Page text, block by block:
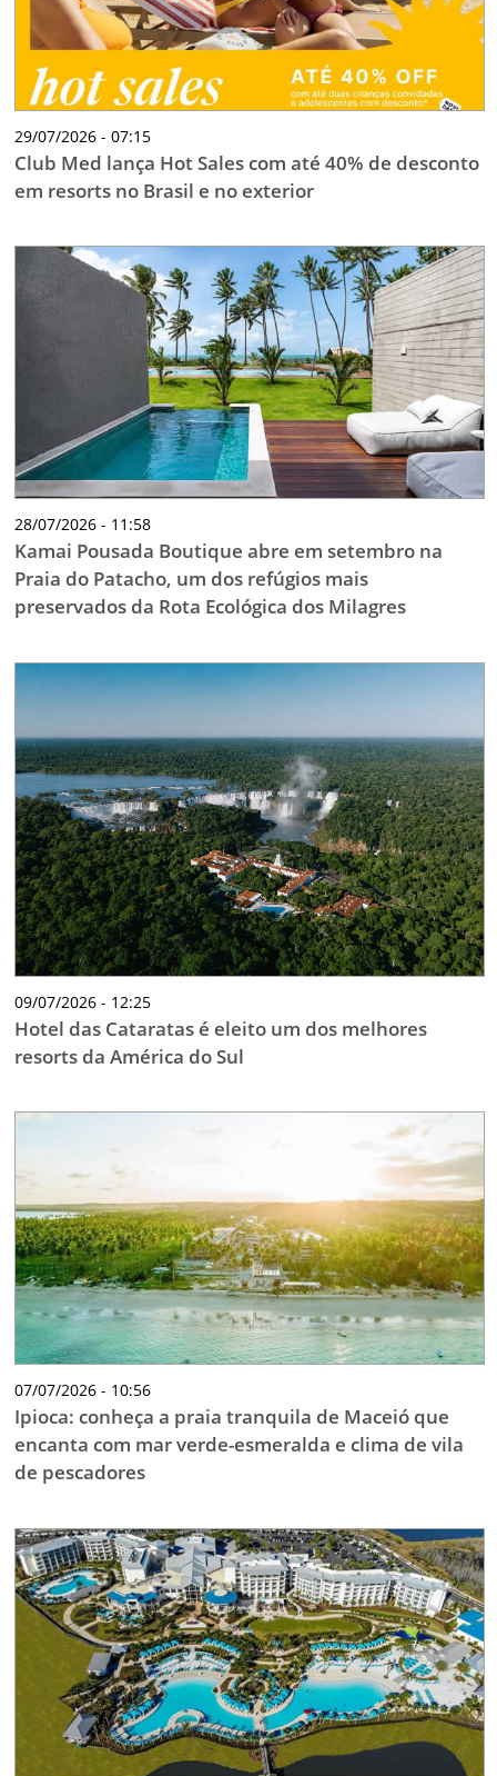
29/07/2026 - 07:15
Club Med lança Hot Sales com até 40% de desconto
em resorts no Brasil e no exterior
28/07/2026 - 11:58
Kamai Pousada Boutique abre em setembro na
Praia do Patacho, um dos refúgios mais
preservados da Rota Ecológica dos Milagres
09/07/2026 - 12:25
Hotel das Cataratas é eleito um dos melhores
resorts da América do Sul
07/07/2026 - 10:56
Ipioca: conheça a praia tranquila de Maceió que
encanta com mar verde-esmeralda e clima de vila
de pescadores